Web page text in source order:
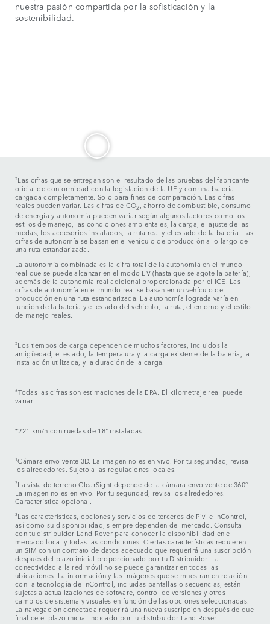
nuestra pasión compartida por la sofisticación y la
sostenibilidad.
†Las cifras que se entregan son el resultado de las pruebas del fabricante
oficial de conformidad con la legislación de la UE y con una batería
cargada completamente. Solo para fines de comparación. Las cifras
reales pueden variar. Las cifras de CO2, ahorro de combustible, consumo
de energía y autonomía pueden variar según algunos factores como los
estilos de manejo, las condiciones ambientales, la carga, el ajuste de las
ruedas, los accesorios instalados, la ruta real y el estado de la batería. Las
cifras de autonomía se basan en el vehículo de producción a lo largo de
una ruta estandarizada.
La autonomía combinada es la cifra total de la autonomía en el mundo
real que se puede alcanzar en el modo EV (hasta que se agote la batería),
además de la autonomía real adicional proporcionada por el ICE. Las
cifras de autonomía en el mundo real se basan en un vehículo de
producción en una ruta estandarizada. La autonomía lograda varía en
función de la batería y el estado del vehículo, la ruta, el entorno y el estilo
de manejo reales.
‡Los tiempos de carga dependen de muchos factores, incluidos la
antigüedad, el estado, la temperatura y la carga existente de la batería, la
instalación utilizada, y la duración de la carga.
±Todas las cifras son estimaciones de la EPA. El kilometraje real puede
variar.
*221 km/h con ruedas de 18" instaladas.
1Cámara envolvente 3D. La imagen no es en vivo. Por tu seguridad, revisa
los alrededores. Sujeto a las regulaciones locales.
2La vista de terreno ClearSight depende de la cámara envolvente de 360°.
La imagen no es en vivo. Por tu seguridad, revisa los alrededores.
Característica opcional.
3Las características, opciones y servicios de terceros de Pivi e InControl,
así como su disponibilidad, siempre dependen del mercado. Consulta
con tu distribuidor Land Rover para conocer la disponibilidad en el
mercado local y todas las condiciones. Ciertas características requieren
un SIM con un contrato de datos adecuado que requerirá una suscripción
después del plazo inicial proporcionado por tu Distribuidor. La
conectividad a la red móvil no se puede garantizar en todas las
ubicaciones. La información y las imágenes que se muestran en relación
con la tecnología de InControl, incluidas pantallas o secuencias, están
sujetas a actualizaciones de software, control de versiones y otros
cambios de sistema y visuales en función de las opciones seleccionadas.
La navegación conectada requerirá una nueva suscripción después de que
finalice el plazo inicial indicado por tu distribuidor Land Rover.